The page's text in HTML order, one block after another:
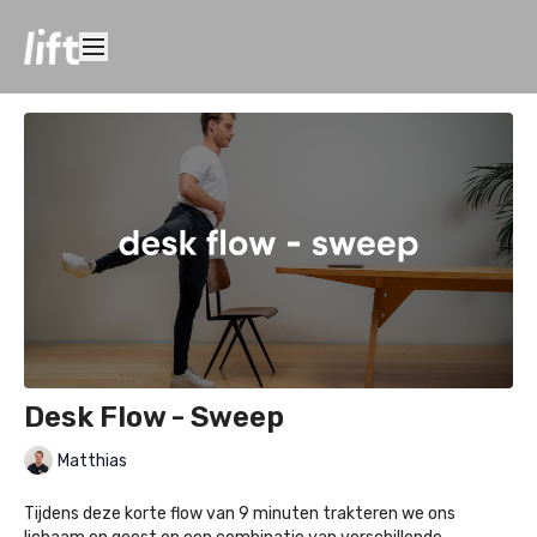
Desk Flow - Sweep
Matthias
Tijdens deze korte flow van 9 minuten trakteren we ons